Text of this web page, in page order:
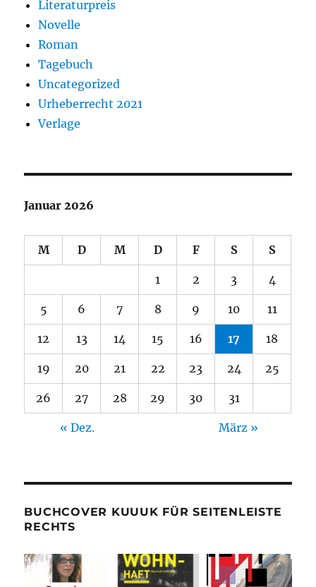
Literaturpreis
Novelle
Roman
Tagebuch
Uncategorized
Urheberrecht 2021
Verlage
Januar 2026
M D M D F S S
1 2 3 4
5 6 7 8 9 10 11
12 13 14 15 16 17 18
19 20 21 22 23 24 25
26 27 28 29 30 31
« Dez. März »
BUCHCOVER KUUUK FÜR SEITENLEISTE
RECHTS